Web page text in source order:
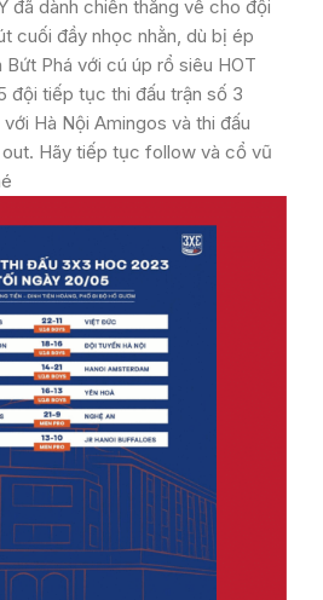
đã dành chiến thắng về cho đội
cuối đầy nhọc nhằn, dù bị ép
Bứt Phá với cú úp rổ siêu HOT
đội tiếp tục thi đấu trận số 3
Hà Nội Amingos và thi đấu
Hãy tiếp tục follow và cổ vũ